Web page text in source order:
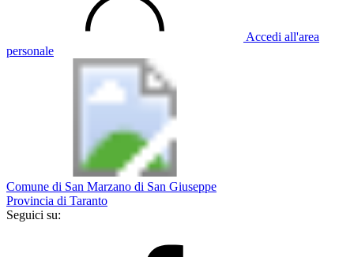
Accedi all'area
personale
Comune di San Marzano di San Giuseppe
Provincia di Taranto
Seguici su: